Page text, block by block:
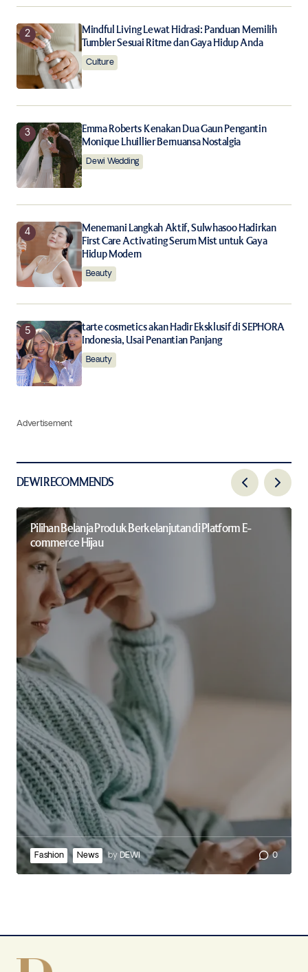
Notify me of new posts by email.
Submit Comment
Mindful Living Lewat Hidrasi: Panduan Memilih
Tumbler Sesuai Ritme dan Gaya Hidup Anda
Culture
Emma Roberts Kenakan Dua Gaun Pengantin
Monique Lhuillier Bernuansa Nostalgia
Dewi Wedding
Menemani Langkah Aktif, Sulwhasoo Hadirkan
First Care Activating Serum Mist untuk Gaya
Hidup Modern
Beauty
tarte cosmetics akan Hadir Eksklusif di SEPHORA
Indonesia, Usai Penantian Panjang
Beauty
Advertisement
DEWI RECOMMENDS
Pilihan Belanja Produk Berkelanjutan di Platform E-
commerce Hijau
Fashion News by DEWI 0